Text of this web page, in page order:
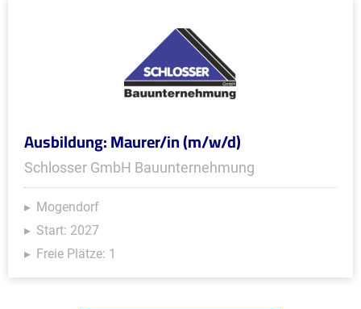
Ausbildung: Maurer/in (m/w/d)
Schlosser GmbH Bauunternehmung
Mogendorf
Start: 2027
Freie Plätze: 1